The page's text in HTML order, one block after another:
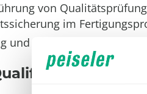
von
im
und Pflege der Maschinen